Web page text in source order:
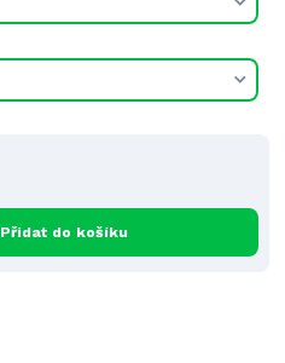
Přidat do košíku